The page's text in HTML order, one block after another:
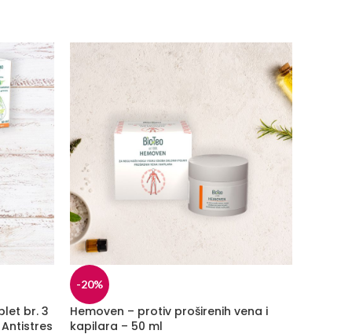
br. 3
-20%
Hemoven – protiv proširenih vena i
kapilara – 50 ml